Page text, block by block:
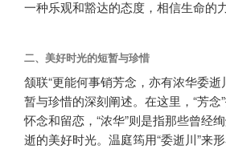
一种乐观和豁达的态度，相信生命的
二、美好时光的短暂与珍惜
颔联“更能何事销芳念，亦有浓华委逝
暂与珍惜的深刻阐述。在这里，“芳念
怀念和留恋，“浓华”则是指那些曾经
逝的美好时光。温庭筠用“委逝川”来